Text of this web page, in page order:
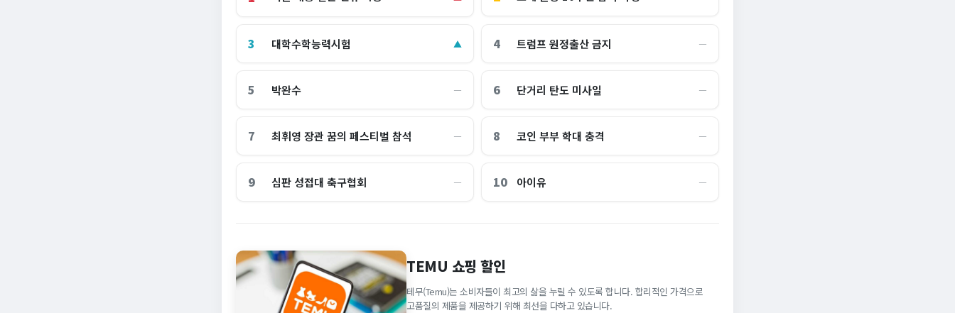
3 대학수학능력시험 ▲ 4 트럼프 원정출산 금지 ―
5 박완수 ― 6 단거리 탄도 미사일 ―
7 최휘영 장관 꿈의 페스티벌 참석 ― 8 코인 부부 학대 충격 ―
9 심판 성접대 축구협회 ― 10 아이유 ―
TEMU 쇼핑 할인
테무(Temu)는 소비자들이 최고의 삶을 누릴 수 있도록 합니다. 합리적인 가격으로
고품질의 제품을 제공하기 위해 최선을 다하고 있습니다.